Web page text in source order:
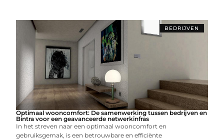
BEDRIJVEN
Optimaal wooncomfort: De samenwerking tussen bedrijven en
Bintra voor een geavanceerde netwerkinfras
In het streven naar een optimaal wooncomfort en
gebruiksgemak, is een betrouwbare en efficiënte